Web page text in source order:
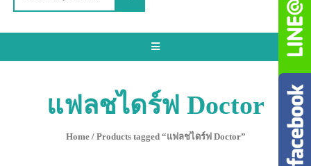
Toggle
แฟลชไดร์ฟ Doctor
Home/ Products tagged “แฟลชไดร์ฟ Doctor”